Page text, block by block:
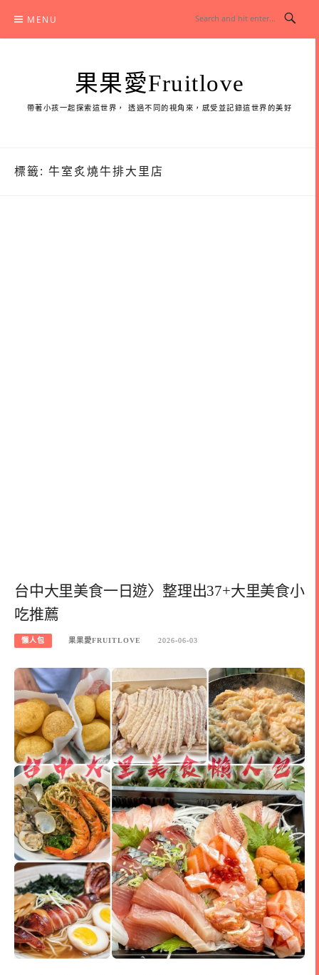
content
MENU
果果愛Fruitlove
帶著小孩一起探索這世界， 透過不同的視角來，感受並記錄這世界的美好
標籤: 牛室炙燒牛排大里店
台中大里美食一日遊〉整理出37+大里美食小
吃推薦
懶人包 果果愛FRUITLOVE 2026-06-03